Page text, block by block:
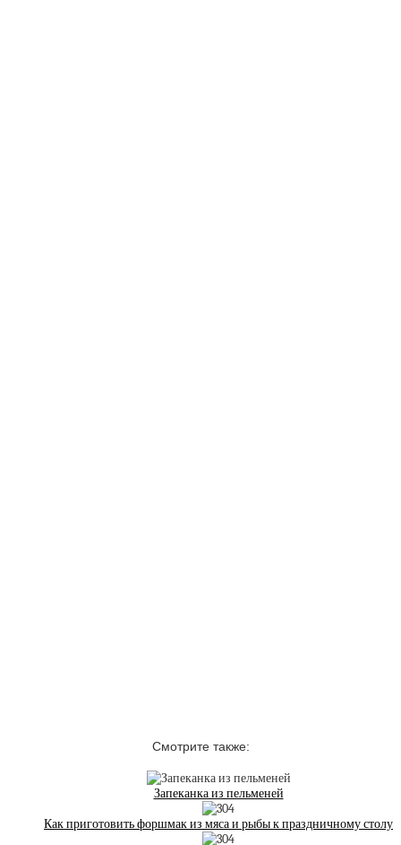
Смотрите также:
Запеканка из пельменей
Как приготовить форшмак из мяса и рыбы к праздничному столу